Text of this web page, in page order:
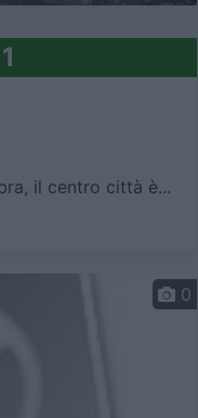
1
il centro città è...
0